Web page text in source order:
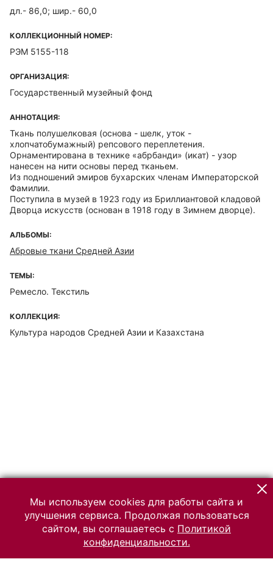
дл.- 86,0; шир.- 60,0
КОЛЛЕКЦИОННЫЙ НОМЕР:
РЭМ 5155-118
ОРГАНИЗАЦИЯ:
Государственный музейный фонд
АННОТАЦИЯ:
Ткань полушелковая (основа - шелк, уток -
хлопчатобумажный) репсового переплетения.
Орнаментирована в технике «абрбанди» (икат) - узор
нанесен на нити основы перед тканьем.
Из подношений эмиров бухарских членам Императорской
Фамилии.
Поступила в музей в 1923 году из Бриллиантовой кладовой
Дворца искусств (основан в 1918 году в Зимнем дворце).
АЛЬБОМЫ:
Абровые ткани Средней Азии
ТЕМЫ:
Ремесло. Текстиль
КОЛЛЕКЦИЯ:
Культура народов Средней Азии и Казахстана
Мы используем cookies для работы сайта и
улучшения сервиса. Продолжая пользоваться
сайтом, вы соглашаетесь с Политикой
конфиденциальности.